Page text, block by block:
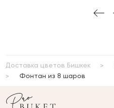
Доставка цветов Бишкек
Фонтан из 8 шаров